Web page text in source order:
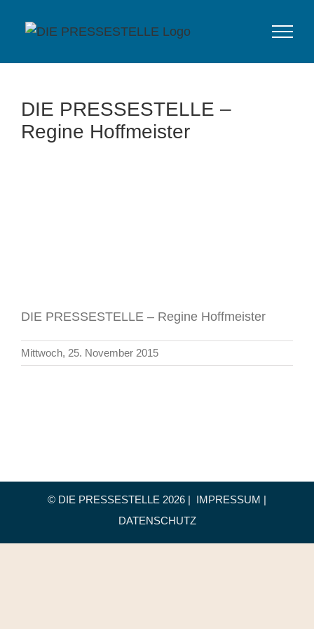
Inhalt
DIE PRESSESTELLE –
Regine Hoffmeister
DIE PRESSESTELLE – Regine Hoffmeister
Mittwoch, 25. November 2015
© DIE PRESSESTELLE 2026 | IMPRESSUM |
DATENSCHUTZ